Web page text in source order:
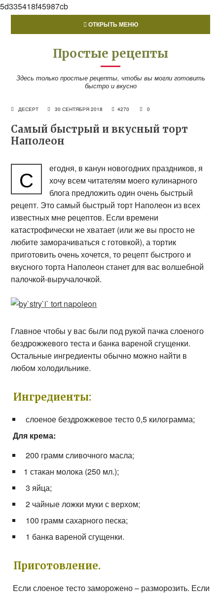
5d335418f45987cb
ОТКРЫТЬ МЕНЮ
Простые рецепты
Здесь только простые рецепты, чтобы вы могли готовить
быстро и вкусно
ДЕСЕРТ 30 СЕНТЯБРЯ 2018 4270 0
Самый быстрый и вкусный торт
Наполеон
С
егодня, в канун новогодних праздников, я
хочу всем читателям моего кулинарного
блога предложить один очень быстрый
рецепт. Это самый быстрый торт Наполеон из всех
известных мне рецептов. Если времени
катастрофически не хватает (или же вы просто не
любите заморачиваться с готовкой), а тортик
приготовить очень хочется, то рецепт быстрого и
вкусного торта Наполеон станет для вас волшебной
палочкой-выручалочкой.
Главное чтобы у вас были под рукой пачка слоеного
бездрожжевого теста и банка вареной сгущенки.
Остальные ингредиенты обычно можно найти в
любом холодильнике.
Ингредиенты:
слоеное бездрожжевое тесто 0,5 килограмма;
Для крема:
200 грамм сливочного масла;
1 стакан молока (250 мл.);
3 яйца;
2 чайные ложки муки с верхом;
100 грамм сахарного песка;
1 банка вареной сгущенки.
Приготовление.
Если слоеное тесто заморожено – разморозить. Если